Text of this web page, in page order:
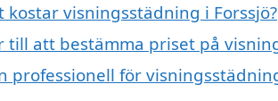
kostar visningsstädning i Forssjö?
till att bestämma priset på
professionell för